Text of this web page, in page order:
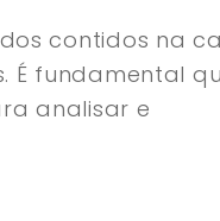
contidos na
É fundamental
analisar e